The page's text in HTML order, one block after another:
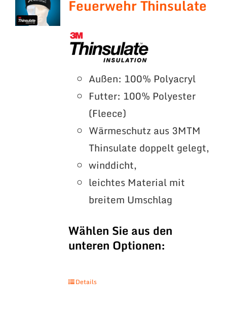
Feuerwehr Thinsulate
Außen: 100% Polyacryl
Futter: 100% Polyester
(Fleece)
Wärmeschutz aus 3MTM
Thinsulate doppelt gelegt,
winddicht,
leichtes Material mit
breitem Umschlag
Wählen Sie aus den
unteren Optionen:
Details